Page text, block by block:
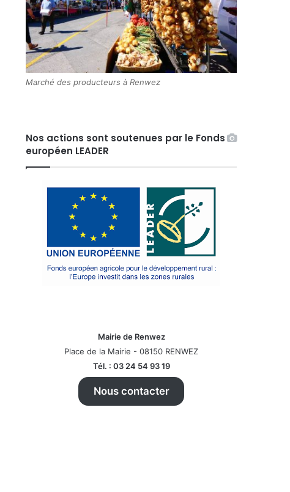
Marché des producteurs à Renwez
Nos actions sont soutenues par le Fonds
européen LEADER
Mairie de Renwez
Place de la Mairie - 08150 RENWEZ
Tél. : 03 24 54 93 19
Nous contacter